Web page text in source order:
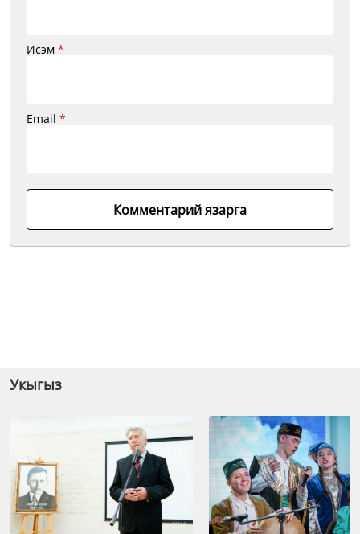
Исэм *
Email *
Комментарий язарга
Укыгыз